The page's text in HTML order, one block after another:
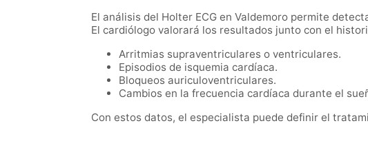
El análisis del Holter ECG en Valdemoro permite
El cardiólogo valorará los resultados junto con el
Arritmias supraventriculares o ventriculares.
Episodios de isquemia cardíaca.
Bloqueos auriculoventriculares.
Cambios en la frecuencia cardíaca durante el
Con estos datos, el especialista puede definir el